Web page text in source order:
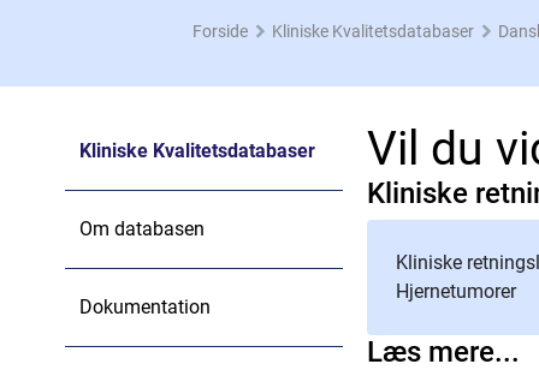
Forside Kliniske Kvalitetsdatabaser
Kliniske Kvalitetsdatabaser
Om databasen
Dokumentation
Vil du
Kliniske
Kliniske
Hjernetumorer
Læs mere...